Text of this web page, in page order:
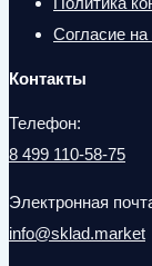
Согласие
Контакты
Телефон:
8 499 110-58-75
Электронная
info@sklad.market